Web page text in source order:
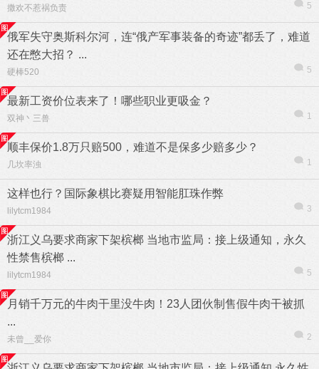
撒欢不惹祸负责 5
俄军失守奥斯科尔河，连“俄产军事装备的奇迹”都丢了，难道
还在憋大招？ ...
硬棒520 5
最新工资价位表来了！哪些职业更吸金？
双神丶三兽 1
顺丰保价1.8万只赔500，难道不是保多少赔多少？
几坎率浊 1
这样也行？国际象棋比赛疑用智能肛珠作弊
lilytcm1984 3
浙江义乌要求商家下架槟榔 当地市监局：接上级通知，永久
性禁售槟榔 ...
lilytcm1984 5
月销千万元的牛肉干里没牛肉！23人团伙制售假牛肉干被抓
...
未曾__爱你 2